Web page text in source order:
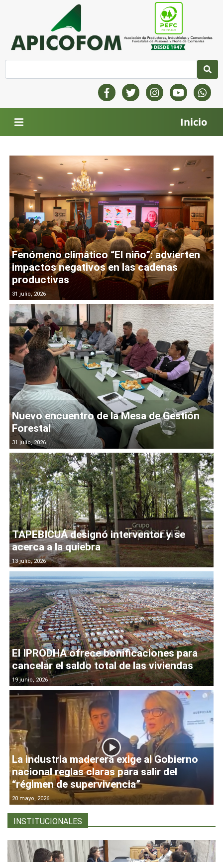
Inicio
Fenómeno climático “El niño”: advierten
impactos negativos en las cadenas
productivas
31 julio, 2026
Nuevo encuentro de la Mesa de Gestión
Forestal
31 julio, 2026
TAPEBICUÁ designó interventor y se
acerca a la quiebra
13 julio, 2026
El IPRODHA ofrece bonificaciones para
cancelar el saldo total de las viviendas
19 junio, 2026
La industria maderera exige al Gobierno
nacional reglas claras para salir del
“régimen de supervivencia”
20 mayo, 2026
INSTITUCIONALES